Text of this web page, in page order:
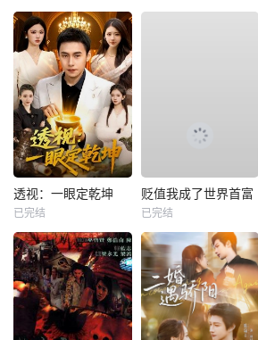
透视：一眼定乾坤
已完结
贬值我成了世界首富
已完结